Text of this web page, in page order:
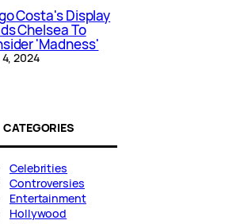
Costa's Display
Chelsea To
'Madness'
2024
CATEGORIES
Celebrities
Controversies
Entertainment
Hollywood